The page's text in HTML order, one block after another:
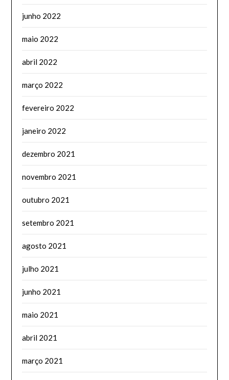
junho 2022
maio 2022
abril 2022
março 2022
fevereiro 2022
janeiro 2022
dezembro 2021
novembro 2021
outubro 2021
setembro 2021
agosto 2021
julho 2021
junho 2021
maio 2021
abril 2021
março 2021